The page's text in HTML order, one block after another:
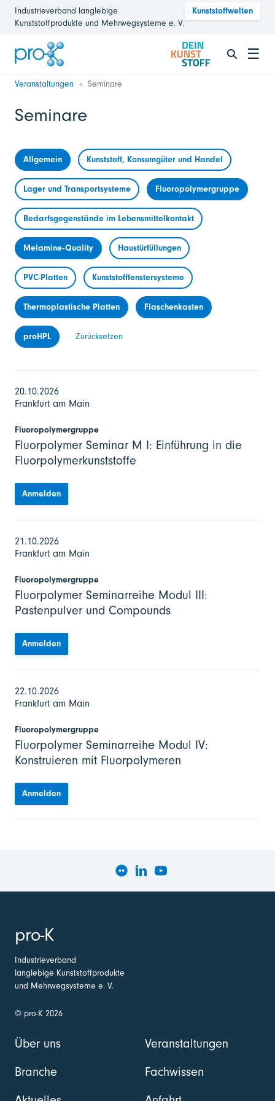
Industrieverband langlebige
Kunststoffprodukte und Mehrwegsysteme e. V.
Kunststoffwelten
☰
Veranstaltungen Seminare
Seminare
Allgemein Kunststoff, Konsumgüter und Handel
Lager und Transportsysteme Fluoropolymergruppe
Bedarfsgegenstände im Lebensmittelkontakt
Melamine-Quality Haustürfüllungen
PVC-Platten Kunststofffenstersysteme
Thermoplastische Platten Flaschenkasten
proHPL Zurücksetzen
20.10.2026
Frankfurt am Main
Fluoropolymergruppe
Fluorpolymer Seminar M I: Einführung in die
Fluorpolymerkunststoffe
Anmelden
21.10.2026
Frankfurt am Main
Fluoropolymergruppe
Fluorpolymer Seminarreihe Modul III:
Pastenpulver und Compounds
Anmelden
22.10.2026
Frankfurt am Main
Fluoropolymergruppe
Fluorpolymer Seminarreihe Modul IV:
Konstruieren mit Fluorpolymeren
Anmelden
pro-K
Industrieverband
langlebige Kunststoffprodukte
und Mehrwegsysteme e. V.
© pro-K 2026
Über uns
Branche
Veranstaltungen
Fachwissen